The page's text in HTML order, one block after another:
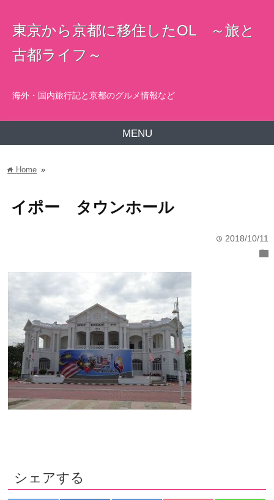
東京から京都に移住したOL ～旅と
古都ライフ～
海外・国内旅行記と京都のグルメ情報など
MENU
home Home »
イポー タウンホール
time 2018/10/11
folder
シェアする